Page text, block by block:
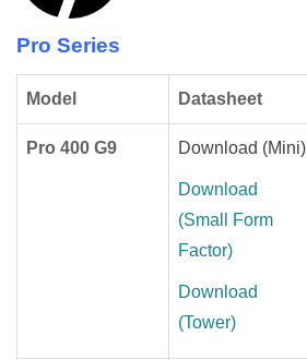
Pro Series
Model Datasheet
Pro 400 G9 Download (Mini)
Download
(Small Form
Factor)
Download
(Tower)